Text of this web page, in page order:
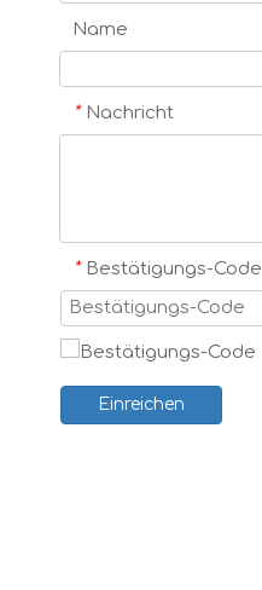
Name
* Nachricht
* Bestätigungs-Code
Einreichen